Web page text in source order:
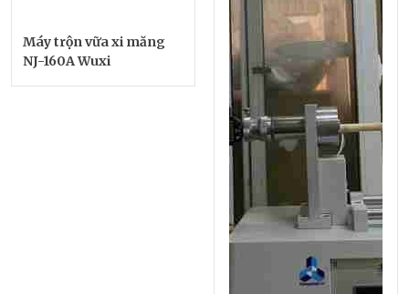
Máy trộn vữa xi măng
NJ-160A Wuxi